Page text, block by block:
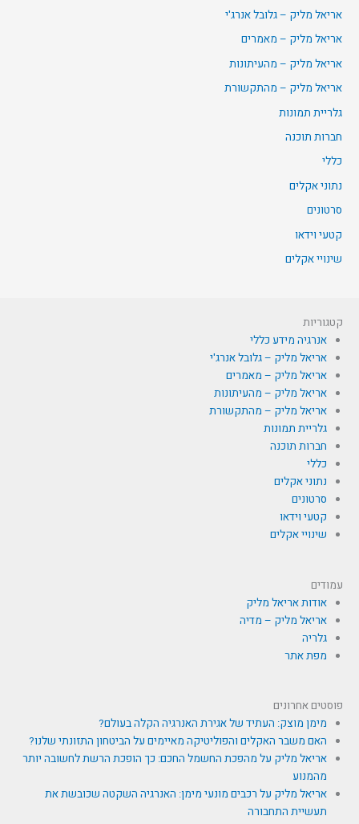
אריאל מליק – גלובל אנרג'י
אריאל מליק – מאמרים
אריאל מליק – מהעיתונות
אריאל מליק – מהתקשורת
גלריית תמונות
חברות תוכנה
כללי
נתוני אקלים
סרטונים
קטעי וידאו
שינויי אקלים
קטגוריות
אנרגיה מידע כללי
אריאל מליק – גלובל אנרג'י
אריאל מליק – מאמרים
אריאל מליק – מהעיתונות
אריאל מליק – מהתקשורת
גלריית תמונות
חברות תוכנה
כללי
נתוני אקלים
סרטונים
קטעי וידאו
שינויי אקלים
עמודים
אודות אריאל מליק
אריאל מליק – מדיה
גלריה
מפת אתר
פוסטים אחרונים
מימן מוצק: העתיד של אגירת האנרגיה הקלה בעולם?
האם משבר האקלים והפוליטיקה מאיימים על הביטחון התזונתי שלנו?
אריאל מליק על מהפכת החשמל החכם: כך הופכת הרשת לחשובה יותר
מהמנוע
אריאל מליק על רכבים מונעי מימן: האנרגיה השקטה שכובשת את
תעשיית התחבורה